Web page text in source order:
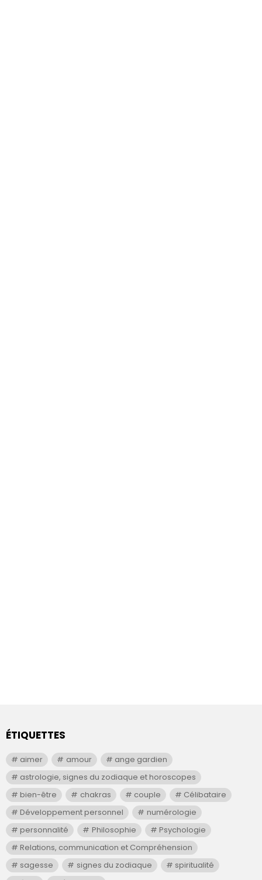
ÉTIQUETTES
aimer amour
ange gardien
astrologie, signes du zodiaque et horoscopes
bien-être
chakras couple
Célibataire
Développement personnel
numérologie
personnalité
Philosophie
Psychologie
Relations, communication et Compréhension
sagesse
signes du zodiaque
spiritualité